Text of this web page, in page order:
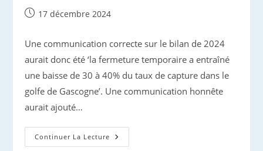
Publication
17 décembre 2024
Une communication correcte sur le bilan de 2024
aurait donc été ‘la fermeture temporaire a entraîné
une baisse de 30 à 40% du taux de capture dans le
golfe de Gascogne’. Une communication honnête
aurait ajouté…
Continuer La Lecture Captures
De